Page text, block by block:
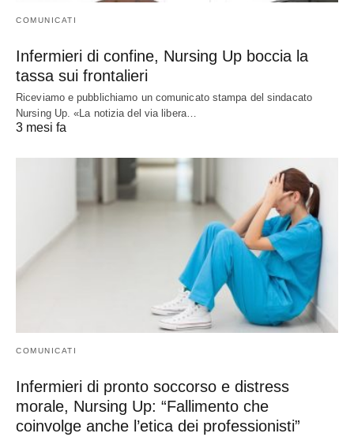
COMUNICATI
Infermieri di confine, Nursing Up boccia la
tassa sui frontalieri
Riceviamo e pubblichiamo un comunicato stampa del sindacato
Nursing Up. «La notizia del via libera…
3 mesi fa
COMUNICATI
Infermieri di pronto soccorso e distress
morale, Nursing Up: “Fallimento che
coinvolge anche l’etica dei professionisti”